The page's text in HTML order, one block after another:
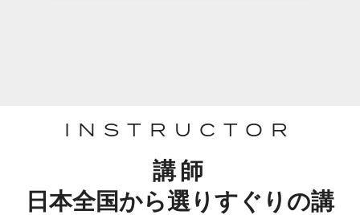
INSTRUCTOR
講師
日本全国から選りすぐりの講